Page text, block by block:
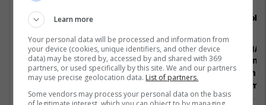
Viva Fresh Store
Pranues Malli
Ferizaj
Teknolog/e
Paketimin
Learn more
Your personal data will be processed and information from
your device (cookies, unique identifiers, and other device
data) may be stored by, accessed by and shared with 369
partners, or used specifically by this site. We and our partners
may use precise geolocation data. List of partners.
Some vendors may process your personal data on the basis